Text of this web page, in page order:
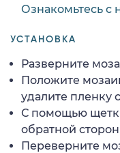
Ознакомьтесь с
УСТАНОВКА
Разверните
Положите
удалите пленку
С помощью
обратной
Переверните